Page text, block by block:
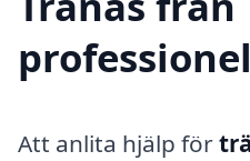
Att anlita hjälp för